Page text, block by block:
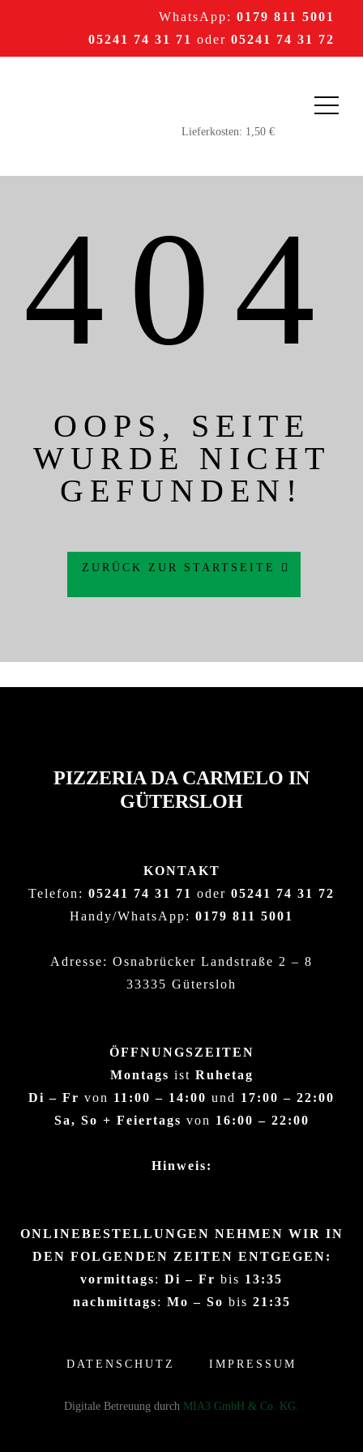
WhatsApp: 0179 811 5001
05241 74 31 71 oder 05241 74 31 72
404
OOPS, SEITE
WURDE NICHT
GEFUNDEN!
ZURÜCK ZUR STARTSEITE
PIZZERIA DA CARMELO IN
GÜTERSLOH
KONTAKT
Telefon: 05241 74 31 71 oder 05241 74 31 72
Handy/WhatsApp: 0179 811 5001
Adresse: Osnabrücker Landstraße 2 – 8
33335 Gütersloh
ÖFFNUNGSZEITEN
Montags ist Ruhetag
Di – Fr von 11:00 – 14:00 und 17:00 – 22:00
Sa, So + Feiertags von 16:00 – 22:00
Hinweis:
ONLINEBESTELLUNGEN NEHMEN WIR IN
DEN FOLGENDEN ZEITEN ENTGEGEN:
vormittags: Di – Fr bis 13:35
nachmittags: Mo – So bis 21:35
DATENSCHUTZ IMPRESSUM
Digitale Betreuung durch MIA3 GmbH & Co. KG.